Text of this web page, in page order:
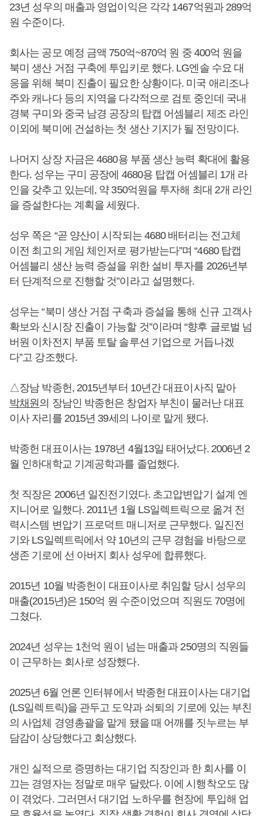
23년 성우의 매출과 영업이익은 각각 1467억원과 289억
원 수준이다.
회사는 공모 예정 금액 750억~870억 원 중 400억 원을
북미 생산 거점 구축에 투입키로 했다. LG엔솔 수요 대
응을 위해 북미 진출이 필요한 상황이다. 미국 애리조나
주와 캐나다 등의 지역을 다각적으로 검토 중인데 국내
경북 구미와 중국 남경 공장의 탑캡 어셈블리 제조 라인
이외에 북미에 건설하는 첫 생산 기지가 될 전망이다.
나머지 상장 자금은 4680용 부품 생산 능력 확대에 활용
한다. 성우는 구미 공장에 4680용 탑캡 어셈블리 1개 라
인을 갖추고 있는데, 약 350억원을 투자해 최대 2개 라인
을 증설한다는 계획을 세웠다.
성우 쪽은 “곧 양산이 시작되는 4680 배터리는 전고체
이전 최고의 게임 체인저로 평가받는다”며 “4680 탑캡
어셈블리 생산 능력 증설을 위한 설비 투자를 2026년부
터 단계적으로 진행할 것”이라고 설명했다.
성우는 “북미 생산 거점 구축과 증설을 통해 신규 고객사
확보와 신시장 진출이 가능할 것”이라며 “향후 글로벌 넘
버원 이차전지 부품 토탈 솔루션 기업으로 거듭나겠
다”고 강조했다.
△장남 박종헌, 2015년부터 10년간 대표이사직 맡아
박채원의 장남인 박종헌은 창업자 부친이 물러난 대표
이사 자리를 2015년 39세의 나이로 맡게 됐다.
박종헌 대표이사는 1978년 4월13일 태어났다. 2006년 2
월 인하대학교 기계공학과를 졸업했다.
첫 직장은 2006년 일진전기였다. 초고압변압기 설계 엔
지니어로 일했다. 2011년 1월 LS일렉트릭으로 옮겨 전
력시스템 변압기 프로덕트 매니저로 근무했다. 일진전
기와 LS일렉트릭에서 약 10년의 근무 경험을 바탕으로
생존 기로에 선 아버지 회사 성우에 합류했다.
2015년 10월 박종헌이 대표이사로 취임할 당시 성우의
매출(2015년)은 150억 원 수준이었으며 직원도 70명에
그쳤다.
2024년 성우는 1천억 원이 넘는 매출과 250명의 직원들
이 근무하는 회사로 성장했다.
2025년 6월 언론 인터뷰에서 박종헌 대표이사는 대기업
(LS일렉트릭)을 관두고 도약과 쇠퇴의 기로에 있는 부친
의 사업체 경영총괄을 맡게 됐을 때 어깨를 짓누르는 부
담감이 상당했다고 회상했다.
개인 실적으로 증명하는 대기업 직장인과 한 회사를 이
끄는 경영자는 정말로 매우 달랐다. 이에 시행착오도 많
이 겪었다. 그러면서 대기업 노하우를 현장에 투입해 업